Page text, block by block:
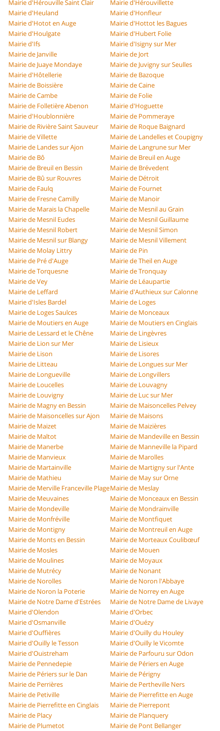
Mairie d'Hérouville Saint Clair
Mairie d'Hérouvillette
Mairie d'Heuland
Mairie d'Honfleur
Mairie d'Hotot en Auge
Mairie d'Hottot les Bagues
Mairie d'Houlgate
Mairie d'Hubert Folie
Mairie d'Ifs
Mairie d'Isigny sur Mer
Mairie de Janville
Mairie de Jort
Mairie de Juaye Mondaye
Mairie de Juvigny sur Seulles
Mairie d'Hôtellerie
Mairie de Bazoque
Mairie de Boissière
Mairie de Caine
Mairie de Cambe
Mairie de Folie
Mairie de Folletière Abenon
Mairie d'Hoguette
Mairie d'Houblonnière
Mairie de Pommeraye
Mairie de Rivière Saint Sauveur
Mairie de Roque Baignard
Mairie de Villette
Mairie de Landelles et Coupigny
Mairie de Landes sur Ajon
Mairie de Langrune sur Mer
Mairie de Bô
Mairie de Breuil en Auge
Mairie de Breuil en Bessin
Mairie de Brévedent
Mairie de Bû sur Rouvres
Mairie de Détroit
Mairie de Faulq
Mairie de Fournet
Mairie de Fresne Camilly
Mairie de Manoir
Mairie de Marais la Chapelle
Mairie de Mesnil au Grain
Mairie de Mesnil Eudes
Mairie de Mesnil Guillaume
Mairie de Mesnil Robert
Mairie de Mesnil Simon
Mairie de Mesnil sur Blangy
Mairie de Mesnil Villement
Mairie de Molay Littry
Mairie de Pin
Mairie de Pré d'Auge
Mairie de Theil en Auge
Mairie de Torquesne
Mairie de Tronquay
Mairie de Vey
Mairie de Léaupartie
Mairie de Leffard
Mairie d'Authieux sur Calonne
Mairie d'Isles Bardel
Mairie de Loges
Mairie de Loges Saulces
Mairie de Monceaux
Mairie de Moutiers en Auge
Mairie de Moutiers en Cinglais
Mairie de Lessard et le Chêne
Mairie de Lingèvres
Mairie de Lion sur Mer
Mairie de Lisieux
Mairie de Lison
Mairie de Lisores
Mairie de Litteau
Mairie de Longues sur Mer
Mairie de Longueville
Mairie de Longvillers
Mairie de Loucelles
Mairie de Louvagny
Mairie de Louvigny
Mairie de Luc sur Mer
Mairie de Magny en Bessin
Mairie de Maisoncelles Pelvey
Mairie de Maisoncelles sur Ajon
Mairie de Maisons
Mairie de Maizet
Mairie de Maizières
Mairie de Maltot
Mairie de Mandeville en Bessin
Mairie de Manerbe
Mairie de Manneville la Pipard
Mairie de Manvieux
Mairie de Marolles
Mairie de Martainville
Mairie de Martigny sur l'Ante
Mairie de Mathieu
Mairie de May sur Orne
Mairie de Merville Franceville PlageMairie de Meslay
Mairie de Meuvaines
Mairie de Monceaux en Bessin
Mairie de Mondeville
Mairie de Mondrainville
Mairie de Monfréville
Mairie de Montfiquet
Mairie de Montigny
Mairie de Montreuil en Auge
Mairie de Monts en Bessin
Mairie de Morteaux Coulibœuf
Mairie de Mosles
Mairie de Mouen
Mairie de Moulines
Mairie de Moyaux
Mairie de Mutrécy
Mairie de Nonant
Mairie de Norolles
Mairie de Noron l'Abbaye
Mairie de Noron la Poterie
Mairie de Norrey en Auge
Mairie de Notre Dame d'Estrées
Mairie de Notre Dame de Livaye
Mairie d'Olendon
Mairie d'Orbec
Mairie d'Osmanville
Mairie d'Ouézy
Mairie d'Ouffières
Mairie d'Ouilly du Houley
Mairie d'Ouilly le Tesson
Mairie d'Ouilly le Vicomte
Mairie d'Ouistreham
Mairie de Parfouru sur Odon
Mairie de Pennedepie
Mairie de Périers en Auge
Mairie de Périers sur le Dan
Mairie de Périgny
Mairie de Perrières
Mairie de Pertheville Ners
Mairie de Petiville
Mairie de Pierrefitte en Auge
Mairie de Pierrefitte en Cinglais
Mairie de Pierrepont
Mairie de Placy
Mairie de Planquery
Mairie de Plumetot
Mairie de Pont Bellanger